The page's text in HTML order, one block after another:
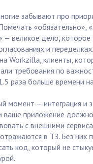
забывают про
«обязательно»,
— великое дело, которое
и
Workzilla, клиенты,
требования по
раза больше времени
момент — интеграция и
ваше приложение должно
с внешними
в ТЗ. Без них
код, который не